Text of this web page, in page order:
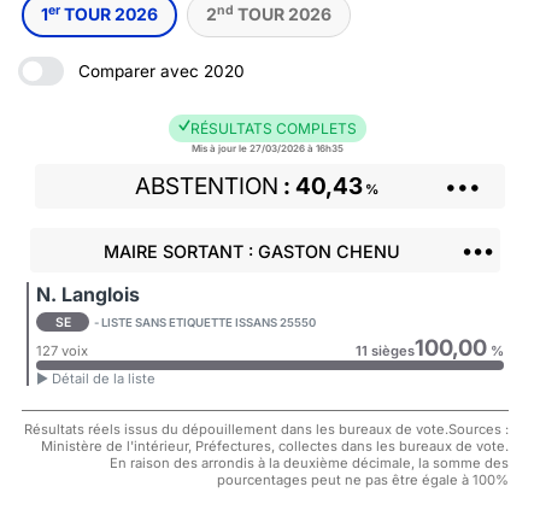
1er TOUR 2026 2nd TOUR 2026
Comparer avec 2020
RÉSULTATS COMPLETS
Mis à jour le 27/03/2026 à 16h35
ABSTENTION 40,43 % •••
MAIRE SORTANT : GASTON CHENU •••
N. Langlois
SE - LISTE SANS ETIQUETTE ISSANS 25550
127 voix 11 sièges100,00%
► Détail de la liste
Résultats réels issus du dépouillement dans les bureaux de vote.Sources :
Ministère de l'intérieur, Préfectures, collectes dans les bureaux de vote.
En raison des arrondis à la deuxième décimale, la somme des
pourcentages peut ne pas être égale à 100%